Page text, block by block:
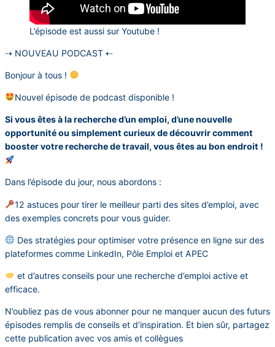
L’épisode est aussi sur Youtube !
⇢ NOUVEAU PODCAST ⇠
Bonjour à tous !
Nouvel épisode de podcast disponible !
Si vous êtes à la recherche d’un emploi, d’une nouvelle
opportunité ou simplement curieux de découvrir comment
booster votre recherche de travail, vous êtes au bon endroit !
Dans l’épisode du jour, nous abordons :
12 astuces pour tirer le meilleur parti des sites d’emploi, avec
des exemples concrets pour vous guider.
Des stratégies pour optimiser votre présence en ligne sur des
plateformes comme LinkedIn, Pôle Emploi et APEC
et d’autres conseils pour une recherche d’emploi active et
efficace.
N’oubliez pas de vous abonner pour ne manquer aucun des futurs
épisodes remplis de conseils et d’inspiration. Et bien sûr, partagez
cette publication avec vos amis et collègues